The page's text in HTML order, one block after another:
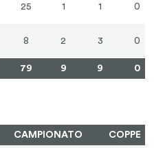
25 1 1 0
8 2 3 0
79 9 9 0
CAMPIONATO
COPPE